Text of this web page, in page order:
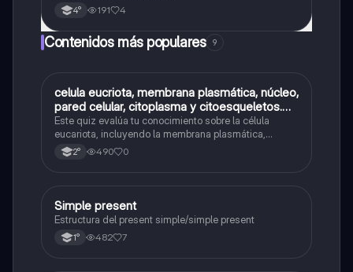
4° 191 4
Contenidos más populares 9
CBiología
celula eucriota, membrana plasmática, núcleo,
pared celular, citoplasma y citoesqueletos.
nombre se las partes de la celula eucariota
Este quiz evalúa tu conocimiento sobre la célula
eucariota, incluyendo la membrana plasmática,
núcleo, pared celular, citoplasma y citoesqueleto.
2° 490 0
Inglés
Simple present
Estructura del present simple/simple present
1° 482 7